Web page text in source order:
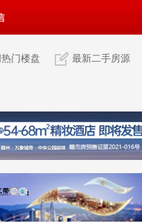
热门楼盘 最新二手房源